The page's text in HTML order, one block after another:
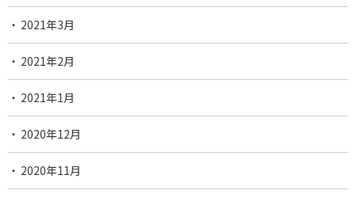
2021年3月
2021年2月
2021年1月
2020年12月
2020年11月